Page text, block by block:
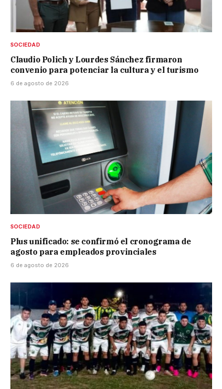
SOCIEDAD
Claudio Polich y Lourdes Sánchez firmaron
convenio para potenciar la cultura y el turismo
6 de agosto de 2026
SOCIEDAD
Plus unificado: se confirmó el cronograma de
agosto para empleados provinciales
6 de agosto de 2026